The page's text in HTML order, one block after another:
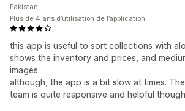
this app is useful to sort collections with
shows the inventory and prices, and
images.
although, the app is a bit slow at times.
team is quite responsive and helpful
Pakistan
Plus de 4 ans d’utilisation de l’application